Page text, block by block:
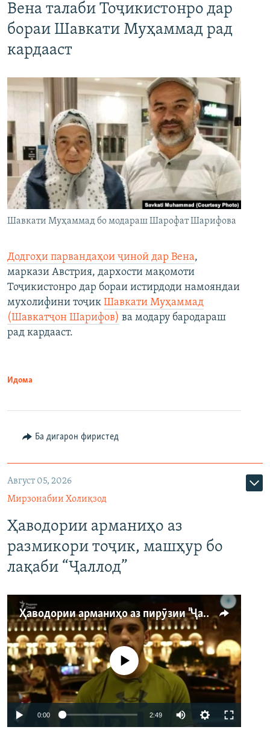
Вена талаби Тоҷикистонро дар
бораи Шавкати Муҳаммад рад
кардааст
Шавкати Муҳаммад бо модараш Шарофат Шарифова
Додгоҳи парвандаҳои ҷиноӣ дар Вена,
маркази Австрия, дархости мақомоти
Тоҷикистонро дар бораи истирдоди намояндаи
мухолифини тоҷик Шавкати Муҳаммад
(Шавкатҷон Шарифов) ва модару бародараш
рад кардааст.
Идома
Ба дигарон фиристед
Август 05, 2026
Мирзонабии Холиқзод
Ҳаводории арманиҳо аз
размикори тоҷик, машҳур бо
лақаби “Ҷаллод”
Ҳаводории арманиҳо аз пирӯзии "Ҷаллод"-и тоҷик
Феълан кор намекунад
0:00 2:49